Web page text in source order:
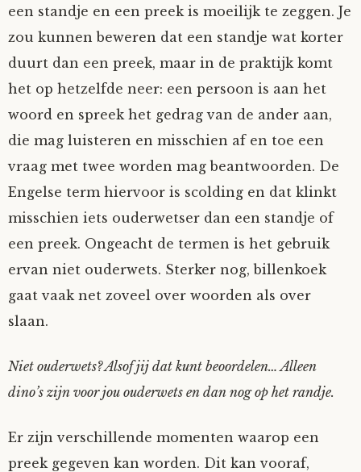
een standje en een preek is moeilijk te zeggen. Je
zou kunnen beweren dat een standje wat korter
duurt dan een preek, maar in de praktijk komt
het op hetzelfde neer: een persoon is aan het
woord en spreek het gedrag van de ander aan,
die mag luisteren en misschien af en toe een
vraag met twee worden mag beantwoorden. De
Engelse term hiervoor is scolding en dat klinkt
misschien iets ouderwetser dan een standje of
een preek. Ongeacht de termen is het gebruik
ervan niet ouderwets. Sterker nog, billenkoek
gaat vaak net zoveel over woorden als over
slaan.
Niet ouderwets? Alsof jij dat kunt beoordelen… Alleen
dino’s zijn voor jou ouderwets en dan nog op het randje.
Er zijn verschillende momenten waarop een
preek gegeven kan worden. Dit kan vooraf,